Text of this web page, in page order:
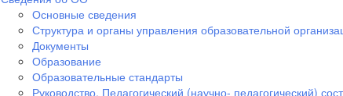
Основные сведения
Структура и органы управления образовательной
Документы
Образование
Образовательные стандарты
Руководство. Педагогический (научно- педагогический)